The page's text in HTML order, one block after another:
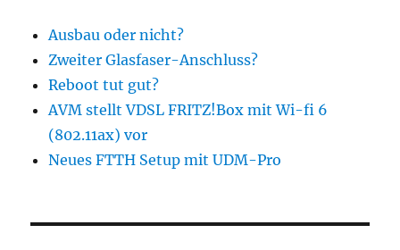
Ausbau oder nicht?
Zweiter Glasfaser-Anschluss?
Reboot tut gut?
AVM stellt VDSL FRITZ!Box mit Wi-fi 6
(802.11ax) vor
Neues FTTH Setup mit UDM-Pro